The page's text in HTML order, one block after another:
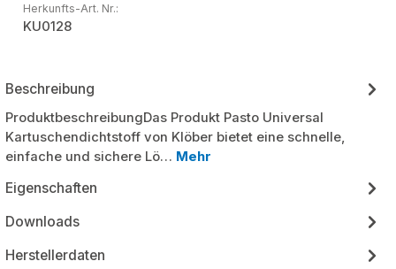
Herkunfts-Art. Nr.:
KU0128
Beschreibung
ProduktbeschreibungDas Produkt Pasto Universal
Kartuschendichtstoff von Klöber bietet eine schnelle,
einfache und sichere Lö… Mehr
Eigenschaften
Downloads
Herstellerdaten